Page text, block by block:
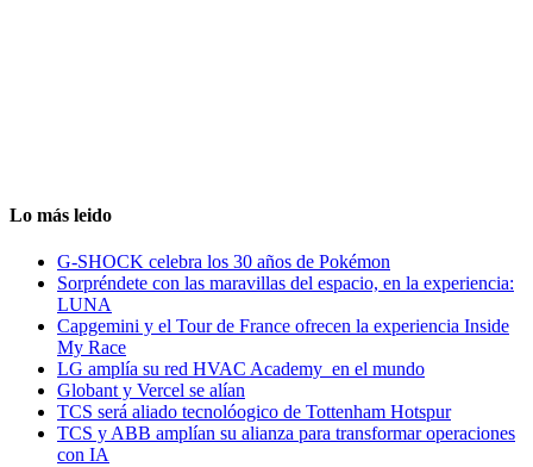
Lo más leido
G-SHOCK celebra los 30 años de Pokémon
Sorpréndete con las maravillas del espacio, en la experiencia:
LUNA
Capgemini y el Tour de France ofrecen la experiencia Inside
My Race
LG amplía su red HVAC Academy en el mundo
Globant y Vercel se alían
TCS será aliado tecnolóogico de Tottenham Hotspur
TCS y ABB amplían su alianza para transformar operaciones
con IA